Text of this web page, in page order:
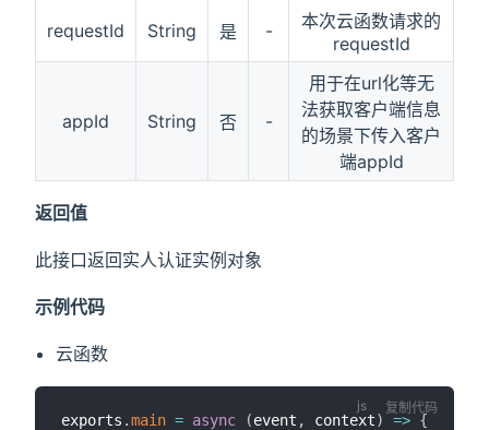
requestId String 是 -
本次云函数请求的
requestId
appId String 否 -
用于在url化等无
法获取客户端信息
的场景下传入客户
端appId
返回值
此接口返回实人认证实例对象
示例代码
云函数
exports .main = async (event , context) => {
复制代码